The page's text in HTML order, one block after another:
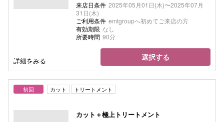
来店日条件 2025年05月01日(木)〜2025年07月
31日(木)
ご利用条件 emtgroupへ初めてご来店の方
有効期限 なし
所要時間 90分
詳細をみる 選択する
初回 カット トリートメント
カット＋極上トリートメント